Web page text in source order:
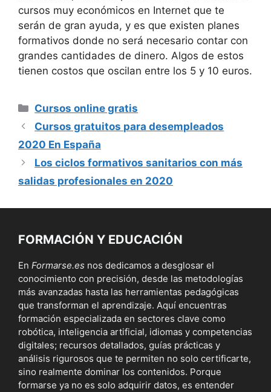
cursos muy económicos en Internet que te
serán de gran ayuda, y es que existen planes
formativos donde no será necesario contar con
grandes cantidades de dinero. Algos de estos
tienen costos que oscilan entre los 5 y 10 euros.
Categorías
Cursos online gratis
Cursos gratuitos para desempleados
2020 En España
Los ciclos formativos sanitarios con más
salidas profesionales en 2020
FORMACIÓN Y EDUCACIÓN
En Formarse.es nos dedicamos a desglosar el
conocimiento con precisión, desde las metodologías
más avanzadas hasta las herramientas pedagógicas
que transforman el aprendizaje. Aquí encuentras
formación especializada en sectores clave como
robótica, inteligencia artificial, idiomas y competencias
digitales; recursos detallados, guías prácticas y
análisis rigurosos que te permiten no solo certificarte,
sino realmente dominar los contenidos. Porque
formarse ya no es solo adquirir datos, es entender